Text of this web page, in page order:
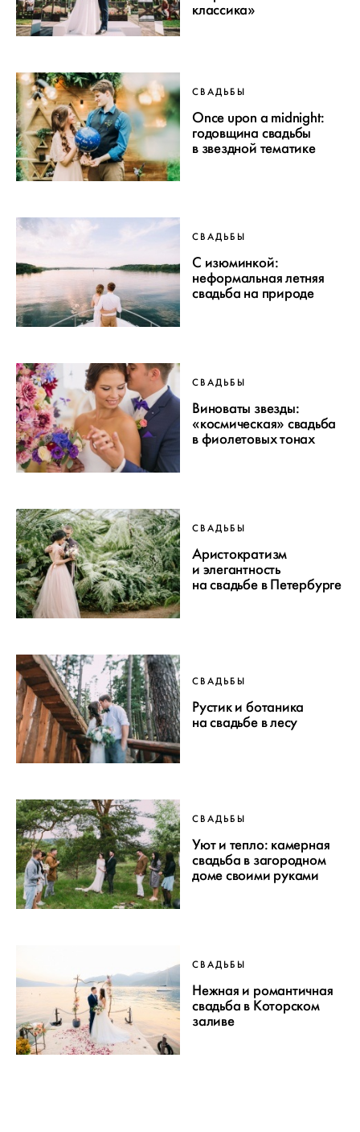
классика»
СВАДЬБЫ
Once upon a midnight:
годовщина свадьбы
в звездной тематике
СВАДЬБЫ
С изюминкой:
неформальная летняя
свадьба на природе
СВАДЬБЫ
Виноваты звезды:
«космическая» свадьба
в фиолетовых тонах
СВАДЬБЫ
Аристократизм
и элегантность
на свадьбе в Петербурге
СВАДЬБЫ
Рустик и ботаника
на свадьбе в лесу
СВАДЬБЫ
Уют и тепло: камерная
свадьба в загородном
доме своими руками
СВАДЬБЫ
Нежная и романтичная
свадьба в Которском
заливе